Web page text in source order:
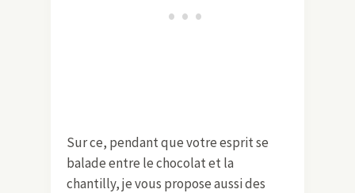
Sur ce, pendant que votre esprit se
balade entre le chocolat et la
chantilly, je vous propose aussi des